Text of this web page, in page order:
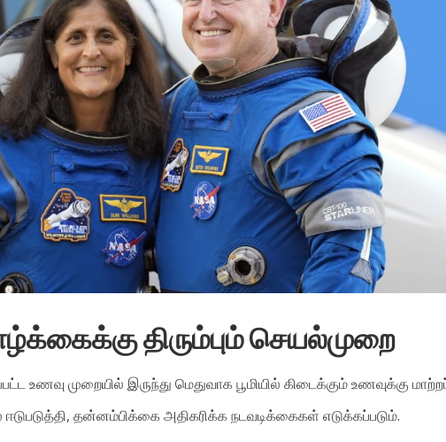
திரும்பும் செயல்முறை
உணவு முறையில் இருந்து மெதுவாக பூமியில் கிடைக்கும் உணவுக்கு
ஈடுபடுத்தி, தன்னம்பிக்கை அதிகரிக்க நடவடிக்கைகள் எடுக்கப்படும்.